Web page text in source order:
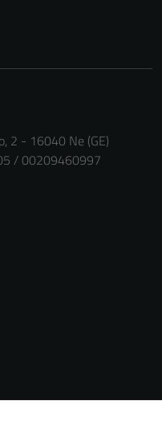
2 - 16040 Ne (GE)
/ 00209460997
informazioni